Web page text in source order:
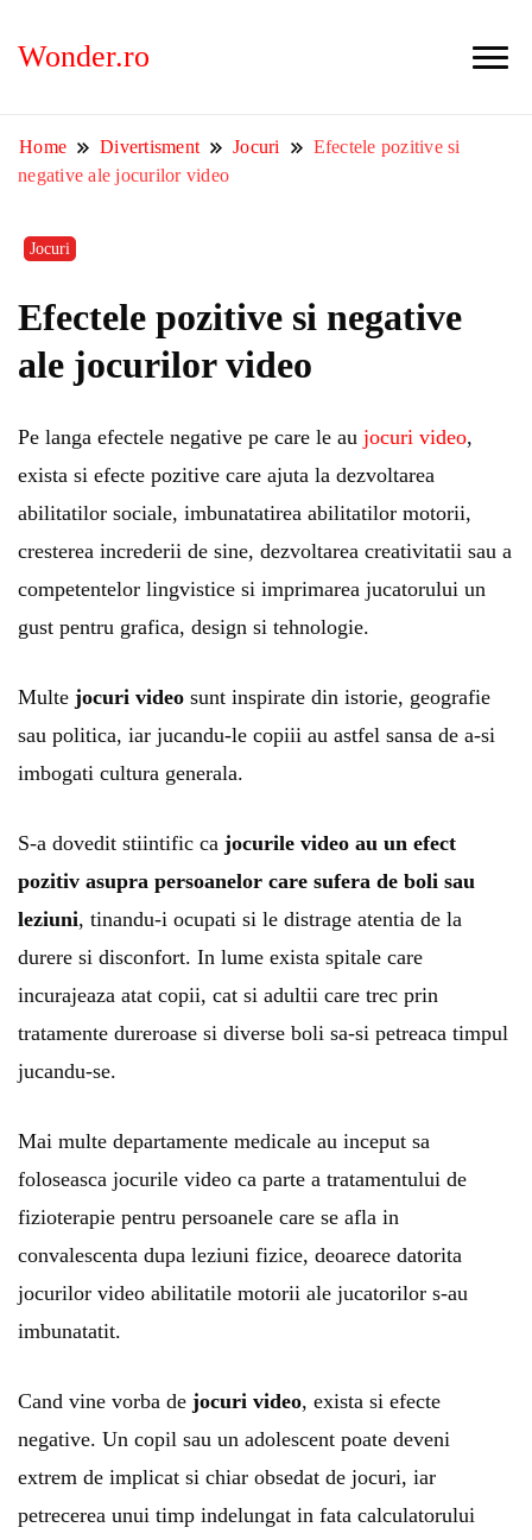
Wonder.ro
Home Divertisment Jocuri
Efectele pozitive si
negative ale jocurilor video
Jocuri
Efectele pozitive si negative
ale jocurilor video
Pe langa efectele negative pe care le au jocuri video,
exista si efecte pozitive care ajuta la dezvoltarea
abilitatilor sociale, imbunatatirea abilitatilor motorii,
cresterea increderii de sine, dezvoltarea creativitatii sau a
competentelor lingvistice si imprimarea jucatorului un
gust pentru grafica, design si tehnologie.
Multe jocuri video sunt inspirate din istorie, geografie
sau politica, iar jucandu-le copiii au astfel sansa de a-si
imbogati cultura generala.
S-a dovedit stiintific ca jocurile video au un efect
pozitiv asupra persoanelor care sufera de boli sau
leziuni, tinandu-i ocupati si le distrage atentia de la
durere si disconfort. In lume exista spitale care
incurajeaza atat copii, cat si adultii care trec prin
tratamente dureroase si diverse boli sa-si petreaca timpul
jucandu-se.
Mai multe departamente medicale au inceput sa
foloseasca jocurile video ca parte a tratamentului de
fizioterapie pentru persoanele care se afla in
convalescenta dupa leziuni fizice, deoarece datorita
jocurilor video abilitatile motorii ale jucatorilor s-au
imbunatatit.
Cand vine vorba de jocuri video, exista si efecte
negative. Un copil sau un adolescent poate deveni
extrem de implicat si chiar obsedat de jocuri, iar
petrecerea unui timp indelungat in fata calculatorului